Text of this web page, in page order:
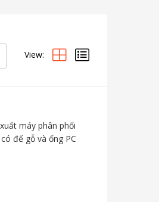
View:
máy phân phối
đế gỗ và ống PC